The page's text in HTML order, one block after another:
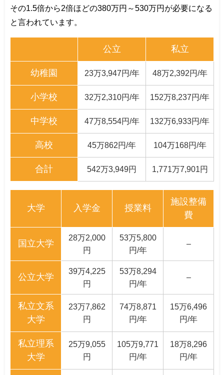
その1.5倍から2倍ほどの380万円～530万円が必要になる
と言われています。
公立 私立
幼稚園 23万3,947円/年 48万2,392円/年
小学校 32万2,310円/年 152万8,237円/年
中学校 47万8,554円/年 132万6,933円/年
高校 45万862円/年 104万168円/年
合計 542万3,949円 1,771万7,901円
大学 入学金 授業料
施設整備
費
国立大学
28万2,000
円
53万5,800
円/年
–
公立大学
39万4,225
円
53万8,294
円/年
–
私立文系
大学
23万7,862
円
74万8,871
円/年
15万6,496
円/年
私立理系
大学
25万9,055
円
105万9,771
円/年
18万8,296
円/年